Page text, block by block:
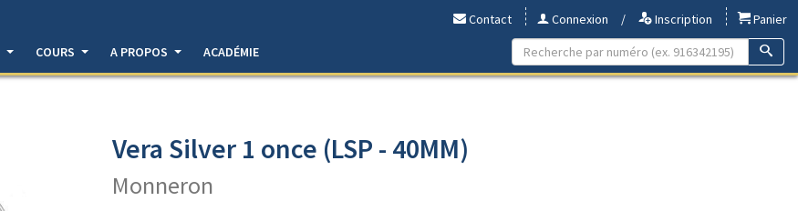
Contact Connexion / Inscription
Panier
COURS A PROPOS ACADÉMIE
Vera Silver 1 once (LSP - 40MM)
Monneron